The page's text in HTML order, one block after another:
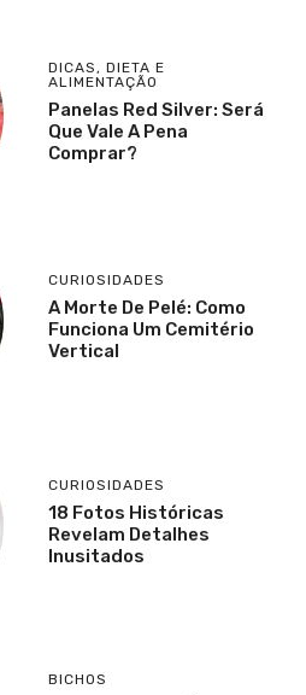
DICAS, DIETA E
ALIMENTAÇÃO
Panelas Red Silver: Será
Que Vale A Pena
Comprar?
CURIOSIDADES
A Morte De Pelé: Como
Funciona Um Cemitério
Vertical
CURIOSIDADES
18 Fotos Históricas
Revelam Detalhes
Inusitados
BICHOS